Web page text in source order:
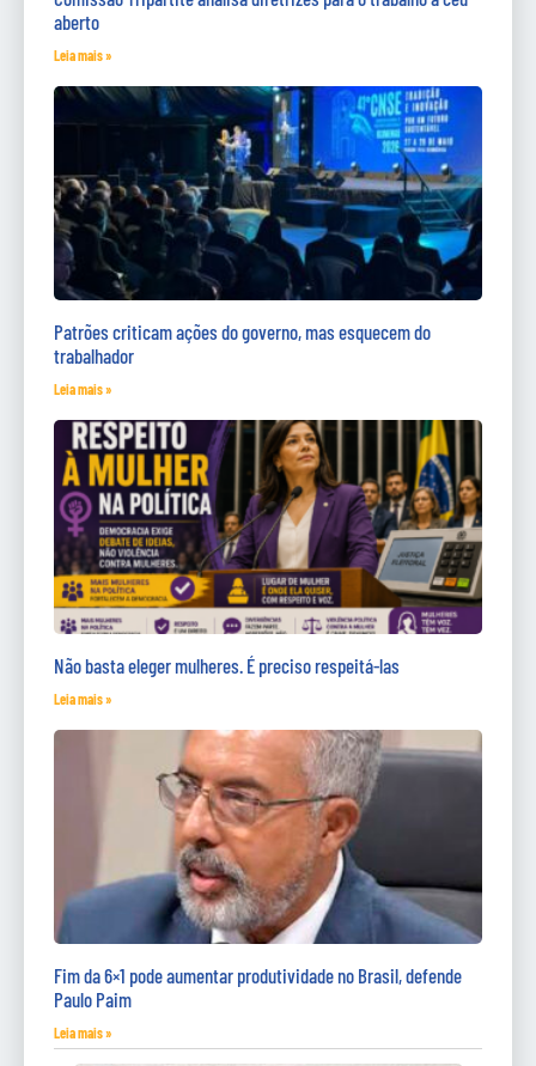
aberto
Leia mais »
Patrões criticam ações do governo, mas esquecem do
trabalhador
Leia mais »
Não basta eleger mulheres. É preciso respeitá-las
Leia mais »
Fim da 6×1 pode aumentar produtividade no Brasil, defende
Paulo Paim
Leia mais »